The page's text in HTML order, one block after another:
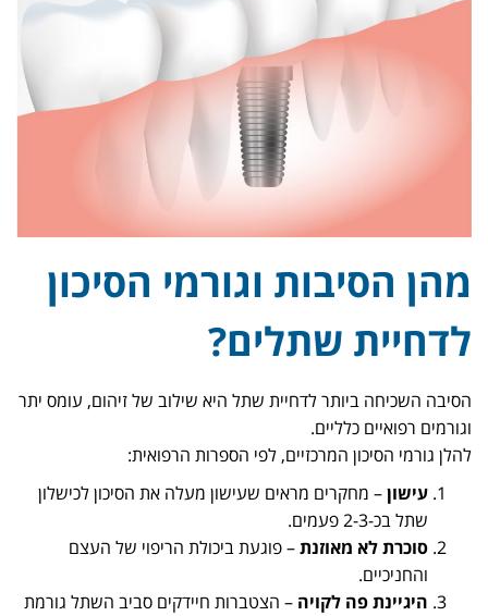
מהן הסיבות וגורמי הסיכון
לדחיית שתלים?
הסיבה השכיחה ביותר לדחיית שתל היא שילוב של זיהום, עומס יתר
וגורמים רפואיים כלליים.
להלן גורמי הסיכון המרכזיים, לפי הספרות הרפואית:
עישון– מחקרים מראים שעישון מעלה את הסיכון לכישלון
שתל בכ-2-3 פעמים.
סוכרת לא מאוזנת– פוגעת ביכולת הריפוי של העצם
והחניכיים.
היגיינת פה לקויה – הצטברות חיידקים סביב השתל גורמת